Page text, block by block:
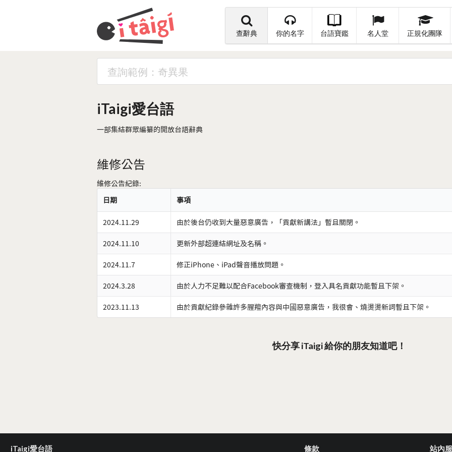
查辭典 你的名字 台語寶鑑 名人堂 正規化團隊
iTaigi愛台語
一部集結群眾編纂的開放台語辭典
維修公告
維修公告紀錄:
日期
事項
2024.11.29 由於後台仍收到大量惡意廣告，「貢獻新講法」暫且關閉。
2024.11.10 更新外部超連結網址及名稱。
2024.11.7 修正iPhone、iPad聲音播放問題。
2024.3.28 由於人力不足難以配合Facebook審查機制，登入具名貢獻功能暫且下架。
2023.11.13 由於貢獻紀錄參雜許多腥羶內容與中國惡意廣告，我很會、燒燙燙新詞暫且下架。
快分享 iTaigi 給你的朋友知道吧！
iTaigi愛台語 條款 站內